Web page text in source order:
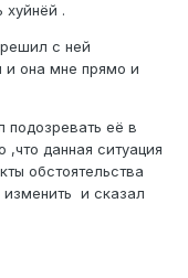
хуйнёй .
с ней
и она мне прямо и
подозревать её в
,что данная ситуация
обстоятельства
изменить и сказал